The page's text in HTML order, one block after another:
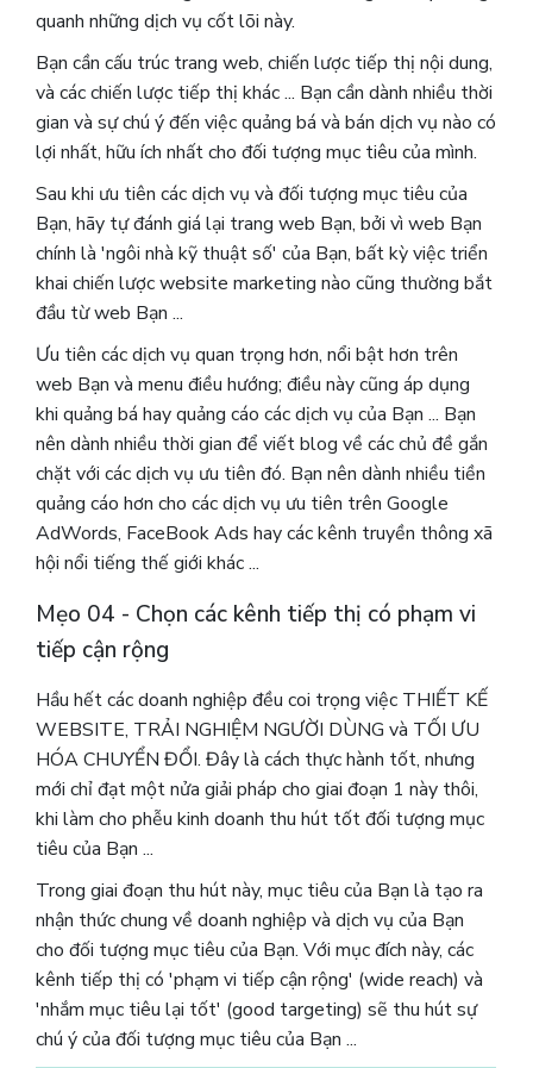
quanh những dịch vụ cốt lõi này.
Bạn cần cấu trúc trang web, chiến lược tiếp thị nội dung,
và các chiến lược tiếp thị khác ... Bạn cần dành nhiều thời
gian và sự chú ý đến việc quảng bá và bán dịch vụ nào có
lợi nhất, hữu ích nhất cho đối tượng mục tiêu của mình.
Sau khi ưu tiên các dịch vụ và đối tượng mục tiêu của
Bạn, hãy tự đánh giá lại trang web Bạn, bởi vì web Bạn
chính là 'ngôi nhà kỹ thuật số' của Bạn, bất kỳ việc triển
khai chiến lược website marketing nào cũng thường bắt
đầu từ web Bạn ...
Ưu tiên các dịch vụ quan trọng hơn, nổi bật hơn trên
web Bạn và menu điều hướng; điều này cũng áp dụng
khi quảng bá hay quảng cáo các dịch vụ của Bạn ... Bạn
nên dành nhiều thời gian để viết blog về các chủ đề gắn
chặt với các dịch vụ ưu tiên đó. Bạn nên dành nhiều tiền
quảng cáo hơn cho các dịch vụ ưu tiên trên Google
AdWords, FaceBook Ads hay các kênh truyền thông xã
hội nổi tiếng thế giới khác ...
Mẹo 04 - Chọn các kênh tiếp thị có phạm vi
tiếp cận rộng
Hầu hết các doanh nghiệp đều coi trọng việc THIẾT KẾ
WEBSITE, TRẢI NGHIỆM NGƯỜI DÙNG và TỐI ƯU
HÓA CHUYỂN ĐỔI. Đây là cách thực hành tốt, nhưng
mới chỉ đạt một nửa giải pháp cho giai đoạn 1 này thôi,
khi làm cho phễu kinh doanh thu hút tốt đối tượng mục
tiêu của Bạn ...
Trong giai đoạn thu hút này, mục tiêu của Bạn là tạo ra
nhận thức chung về doanh nghiệp và dịch vụ của Bạn
cho đối tượng mục tiêu của Bạn. Với mục đích này, các
kênh tiếp thị có 'phạm vi tiếp cận rộng' (wide reach) và
'nhắm mục tiêu lại tốt' (good targeting) sẽ thu hút sự
chú ý của đối tượng mục tiêu của Bạn ...